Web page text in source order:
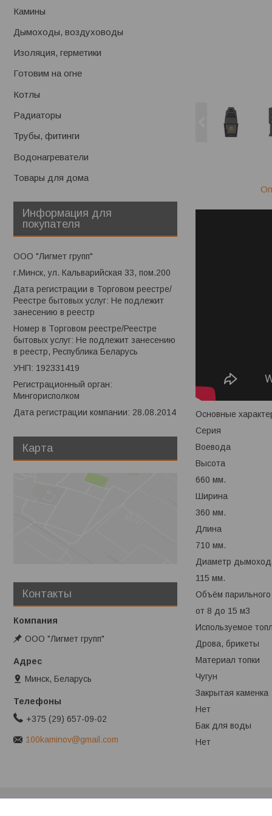
Основные
Серия
Воевода
Высота
660 мм.
Ширина
360 мм.
Длина
710 мм.
Диаметр
115 мм.
Объём
от 8 до 15 м3
Используемое
Дрова, брикеты
Материал топки
Чугун
Закрытая каменка
Нет
Бак для воды
Нет
Камины
Дымоходы, воздуховоды
Изоляция, герметики
Готовим на огне
Котлы
Радиаторы
Трубы, фитинги
Водонагреватели
Товары для дома
Информация для
покупателя
ООО "Лигмет групп"
г.Минск, ул. Кальварийская 33, пом.200
Дата регистрации в Торговом реестре/
Реестре бытовых услуг: Не подлежит
занесению в реестр
Номер в Торговом реестре/Реестре
бытовых услуг: Не подлежит занесению
в реестр, Республика Беларусь
УНП: 192331419
Регистрационный орган:
Мингорисполком
Дата регистрации компании: 28.08.2014
Карта
Контакты
ООО "Лигмет групп"
Минск, Беларусь
+375 (29) 657-09-02
100kaminov@gmail.com